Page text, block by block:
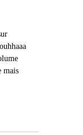
mais